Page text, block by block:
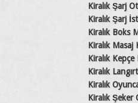
Kiralık Şarj
Kiralık Şarj
Kiralık Boks
Kiralık Masaj
Kiralık
Kiralık
Kiralık
Kiralık Şeker